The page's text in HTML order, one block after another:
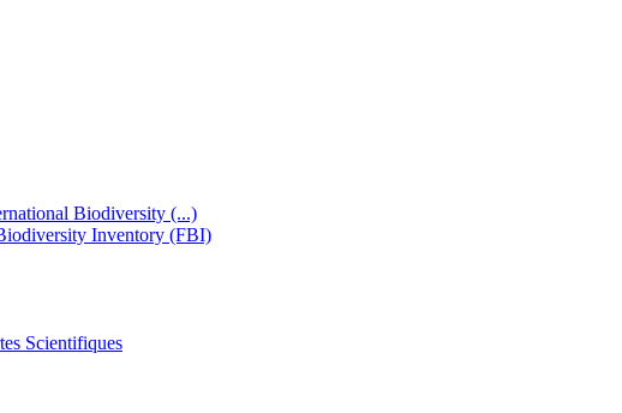
Biodiversity (...)
Inventory (FBI)
Scientifiques